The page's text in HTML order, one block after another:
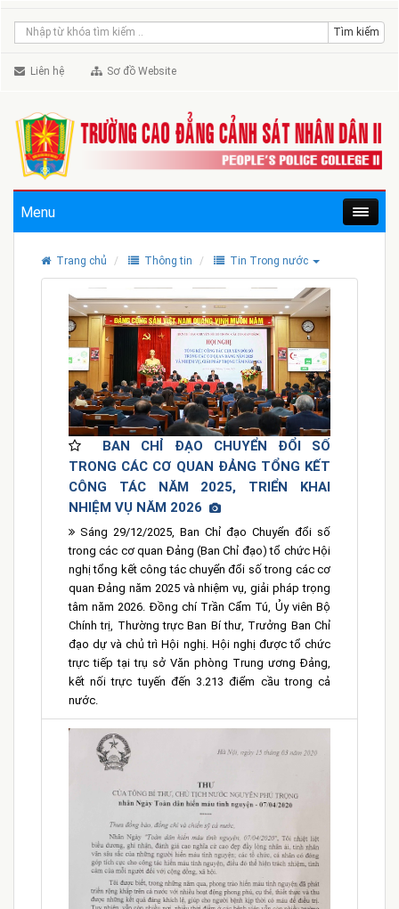
Liên hệ Sơ đồ Website
Menu
Trang chủ Thông tin Tin Trong nước
BAN CHỈ ĐẠO CHUYỂN ĐỔI SỐ
TRONG CÁC CƠ QUAN ĐẢNG TỔNG KẾT
CÔNG TÁC NĂM 2025, TRIỂN KHAI
NHIỆM VỤ NĂM 2026
Sáng 29/12/2025, Ban Chỉ đạo Chuyển đổi số
trong các cơ quan Đảng (Ban Chỉ đạo) tổ chức Hội
nghị tổng kết công tác chuyển đổi số trong các cơ
quan Đảng năm 2025 và nhiệm vụ, giải pháp trọng
tâm năm 2026. Đồng chí Trần Cẩm Tú, Ủy viên Bộ
Chính trị, Thường trực Ban Bí thư, Trưởng Ban Chỉ
đạo dự và chủ trì Hội nghị. Hội nghị được tổ chức
trực tiếp tại trụ sở Văn phòng Trung ương Đảng,
kết nối trực tuyến đến 3.213 điểm cầu trong cả
nước.